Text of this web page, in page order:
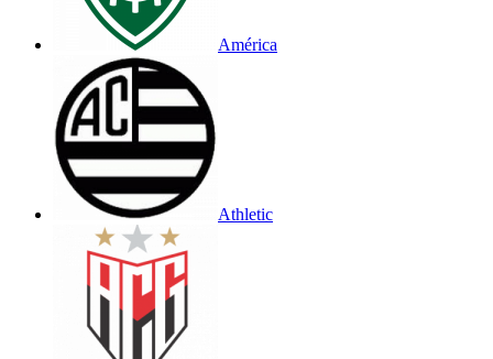
América
Athletic